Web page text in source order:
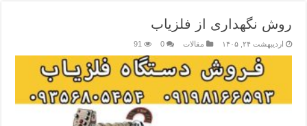
روش نگهداری از فلزیاب
اردیبهشت ۲۴, ۱۴۰۵ مقالات 0
91